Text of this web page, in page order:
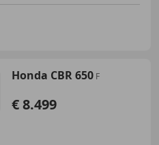
Honda CBR 650 F
€ 8.499